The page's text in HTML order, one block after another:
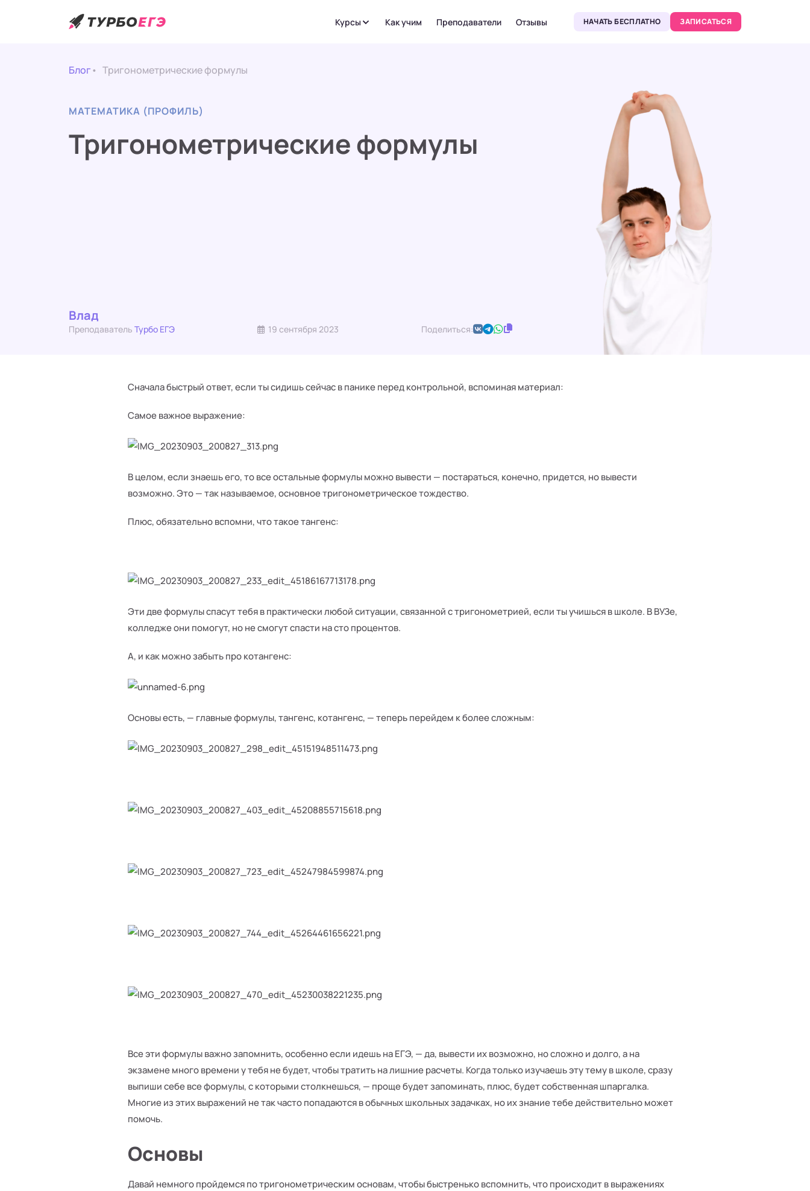
Курсы Как учим Преподаватели Отзывы НАЧАТЬ БЕСПЛАТНО ЗАПИСАТЬСЯ
Блог Тригонометрические формулы
МАТЕМАТИКА (ПРОФИЛЬ)
Тригонометрические формулы
Влад
Преподаватель Турбо ЕГЭ 19 сентября 2023 Поделиться:
Сначала быстрый ответ, если ты сидишь сейчас в панике перед контрольной, вспоминая материал:
Самое важное выражение:
В целом, если знаешь его, то все остальные формулы можно вывести — постараться, конечно, придется, но вывести
возможно. Это — так называемое, основное тригонометрическое тождество.
Плюс, обязательно вспомни, что такое тангенс:
Эти две формулы спасут тебя в практически любой ситуации, связанной с тригонометрией, если ты учишься в школе. В ВУЗе,
колледже они помогут, но не смогут спасти на сто процентов.
А, и как можно забыть про котангенс:
Основы есть, — главные формулы, тангенс, котангенс, — теперь перейдем к более сложным:
Все эти формулы важно запомнить, особенно если идешь на ЕГЭ, — да, вывести их возможно, но сложно и долго, а на
экзамене много времени у тебя не будет, чтобы тратить на лишние расчеты. Когда только изучаешь эту тему в школе, сразу
выпиши себе все формулы, с которыми столкнешься, — проще будет запоминать, плюс, будет собственная шпаргалка.
Многие из этих выражений не так часто попадаются в обычных школьных задачках, но их знание тебе действительно может
помочь.
Основы
Давай немного пройдемся по тригонометрическим основам, чтобы быстренько вспомнить, что происходит в выражениях